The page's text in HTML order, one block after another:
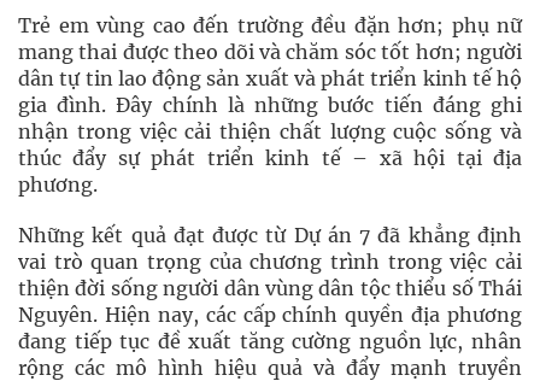
Trẻ em vùng cao đến trường đều đặn hơn; phụ nữ
mang thai được theo dõi và chăm sóc tốt hơn; người
dân tự tin lao động sản xuất và phát triển kinh tế hộ
gia đình. Đây chính là những bước tiến đáng ghi
nhận trong việc cải thiện chất lượng cuộc sống và
thúc đẩy sự phát triển kinh tế – xã hội tại địa
phương.
Những kết quả đạt được từ Dự án 7 đã khẳng định
vai trò quan trọng của chương trình trong việc cải
thiện đời sống người dân vùng dân tộc thiểu số Thái
Nguyên. Hiện nay, các cấp chính quyền địa phương
đang tiếp tục đề xuất tăng cường nguồn lực, nhân
rộng các mô hình hiệu quả và đẩy mạnh truyền